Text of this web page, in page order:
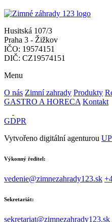
Husitská 107/3
Praha 3 - Žižkov
IČO: 19574151
DIČ: CZ19574151
Menu
O nás Zimní zahrady Produkty
GASTRO A HORECA Kontakt
GDPR
Vytvořeno digitální agenturou
Výkonný ředitel:
vedenie@zimnezahrady123.sk
Sekretariát:
sekretariat@zimnezahrady123.sk